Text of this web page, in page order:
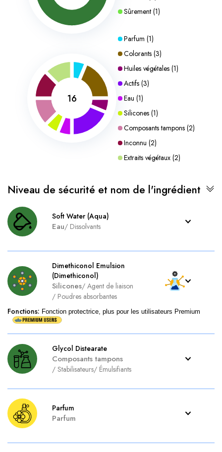
Sûrement (1)
16
Parfum (1)
Colorants (3)
Huiles végétales (1)
Actifs (3)
Eau (1)
Silicones (1)
Composants tampons (2)
Inconnu (2)
Extraits végétaux (2)
Niveau de sécurité et nom de l'ingrédient
Soft Water (Aqua)
Eau/ Dissolvants
Dimethiconol Emulsion
(Dimethiconol)
Silicones/ Agent de liaison
/ Poudres absorbantes
Fonctions: Fonction protectrice, plus pour les utilisateurs Premium
Glycol Distearate
Composants tampons
/ Stabilisateurs/ Émulsifiants
Parfum
Parfum